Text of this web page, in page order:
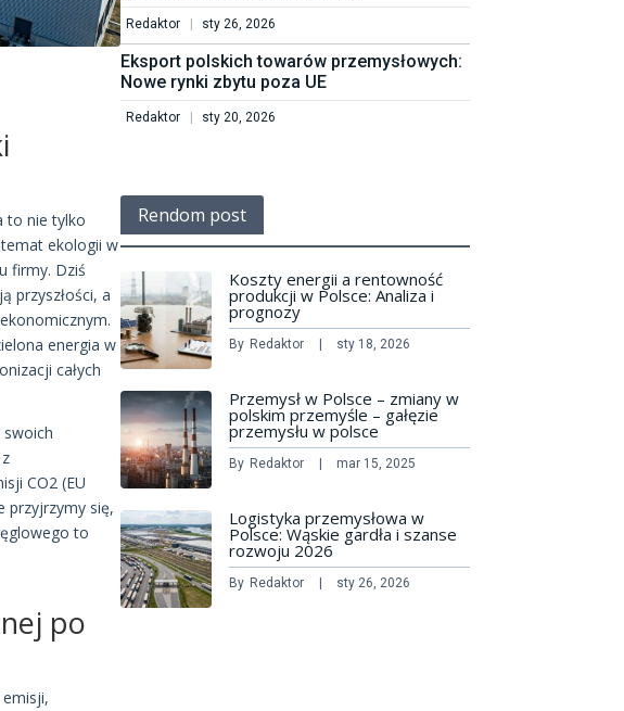
to nie tylko
ekologii w
firmy. Dziś
przyszłości, a
energia w
całych
CO2 (EU
przyjrzymy się,
to
po
Redaktor sty 26, 2026
Eksport polskich towarów przemysłowych:
Nowe rynki zbytu poza UE
Redaktor sty 20, 2026
Rendom post
Koszty energii a rentowność
produkcji w Polsce: Analiza i
prognozy
By Redaktor sty 18, 2026
Przemysł w Polsce – zmiany w
polskim przemyśle – gałęzie
przemysłu w polsce
By Redaktor mar 15, 2025
Logistyka przemysłowa w
Polsce: Wąskie gardła i szanse
rozwoju 2026
By Redaktor sty 26, 2026